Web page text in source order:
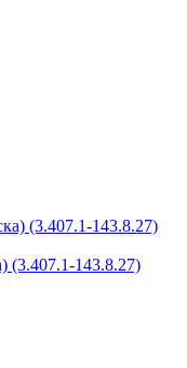
(3.407.1-143.8.27)